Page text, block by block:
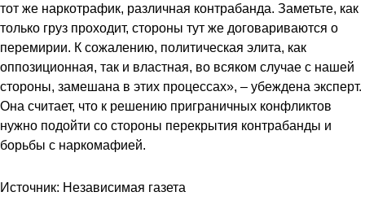
тот же наркотрафик, различная контрабанда. Заметьте, как
только груз проходит, стороны тут же договариваются о
перемирии. К сожалению, политическая элита, как
оппозиционная, так и властная, во всяком случае с нашей
стороны, замешана в этих процессах», – убеждена эксперт.
Она считает, что к решению приграничных конфликтов
нужно подойти со стороны перекрытия контрабанды и
борьбы с наркомафией.
Источник: Независимая газета